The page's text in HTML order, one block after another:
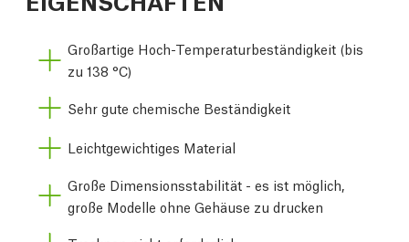
Großartige Hoch-Temperaturbeständigkeit (bis
zu 138 °C)
Sehr gute chemische Beständigkeit
Leichtgewichtiges Material
Große Dimensionsstabilität - es ist möglich,
große Modelle ohne Gehäuse zu drucken